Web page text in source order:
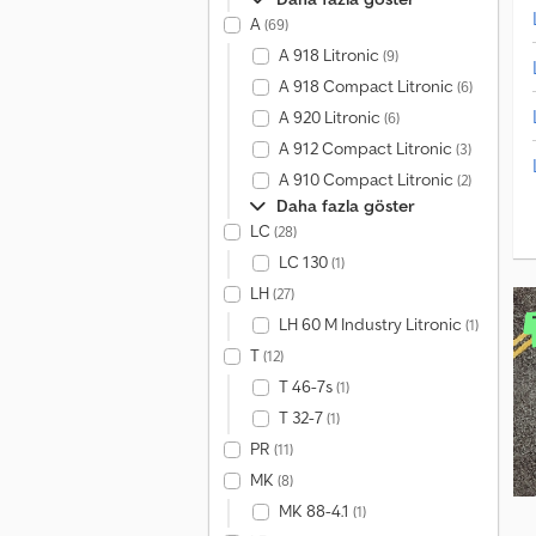
A(69)
A 918 Litronic (9)
A 918 Compact Litronic (6)
A 920 Litronic (6)
A 912 Compact Litronic (3)
A 910 Compact Litronic (2)
Daha fazla göster
LC (28)
LC 130(1)
LH(27)
LH 60 M Industry Litronic (1)
T(12)
T 46-7s(1)
T 32-7(1)
PR (11)
MK (8)
MK 88-4.1 (1)